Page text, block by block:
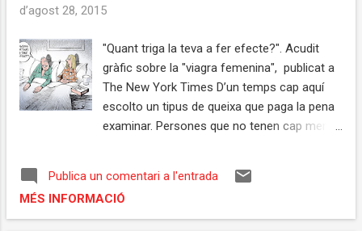
d’agost 28, 2015
"Quant triga la teva a fer efecte?". Acudit
gràfic sobre la "viagra femenina", publicat a
The New York Times D’un temps cap aquí
escolto un tipus de queixa que paga la pena
examinar. Persones que no tenen cap mena
preocupacions respecte la seva sexualitat
en termes de diagnòstic psiquiàtric. Ja vénen
de casa amb una idea preconcebuda, tot
Publica un comentari a l'entrada
MÉS INFORMACIÓ